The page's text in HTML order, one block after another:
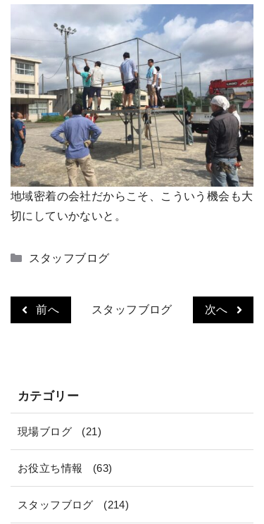
地域密着の会社だからこそ、こういう機会も大
切にしていかないと。
カ
リ
ー
スタッフブログ
前へ スタッフブログ 次へ
カテゴリー
現場ブログ (21)
お役立ち情報 (63)
スタッフブログ (214)